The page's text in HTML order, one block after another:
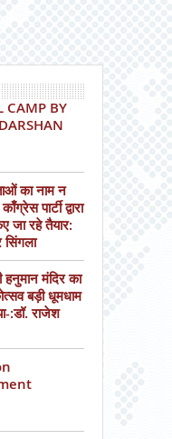
advertisment श्री
CAMP BY
का नाम न
पार्टी द्वारा
जा रहे तैयार:
हनुमान मंदिर का
बड़ी धूमधाम
:डॉ. राजेश